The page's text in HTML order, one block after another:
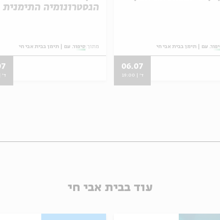
עם | תימן בבית אבי חי
06.07
ד' | 19:00
הגסטרונומיה התימנית
מתוך:סיפור. עם | תימן בבית אבי חי
ד' | 19:00
עוד בבית אבי חי